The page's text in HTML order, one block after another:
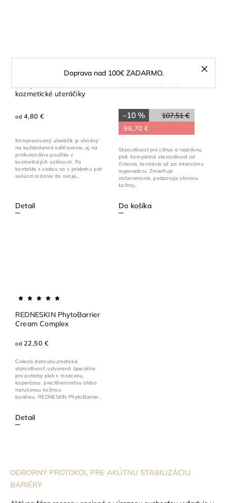
Doprava nad 100€ ZADARMO.
kozmetické uteráčiky
od 4,80 €
Detail
Kompresovaný utieráčik je vhodný
na každodenné odličovanie, aj na
profesionálne použitie v
kozmetických salónoch. Po
kontakte s vodou sa v priebehu pár
sekúnd rozvinie do svojej...
107,51 €
–10 %
96,70 €
Do košíka
Starostlivosť pre citlivú a reaktívnu
pleť. Kompletná starostlivosť od
čistenia, tonizácie až po intenzívnu
regeneráciu. Zmierňuje
začervenanie, podporuje obnovu
kožnej...
REDNESKIN PhytoBarrier
Cream Complex
od 22,50 €
Detail
Cielená dermokozmetická
starostlivosť, vytvorená špeciálne
pre potreby pleti s rosaceou,
kuperózou, precitlivenosťou alebo
narušenou kožnou
bariérou. REDNESKIN PhytoBarrier...
ODBORNÝ PROTOKOL PRE AKÚTNU STABILIZÁCIU
BARIÉRY